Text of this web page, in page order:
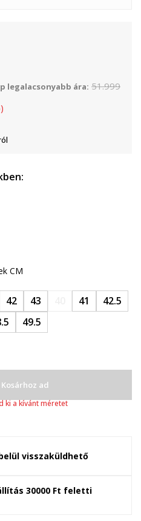
legalacsonyabb ára: 51.999
)
CM
42 43 41
42.5
49.5
Kosárhoz ad
ki a kívánt méretet
visszaküldhető
30000 Ft feletti